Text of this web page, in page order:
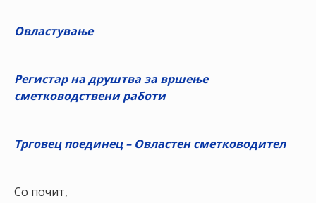
Овластување
Регистар на друштва за вршење
сметководствени работи
Трговец поединец – Овластен сметководител
Со почит,